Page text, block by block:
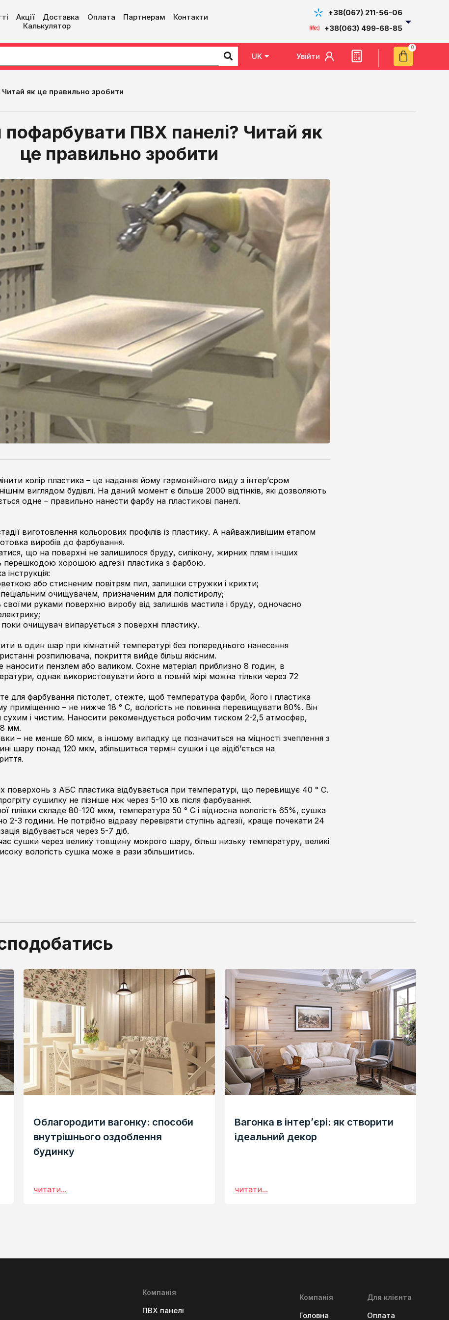
Акції Доставка Оплата Партнерам
Контакти
Калькулятор
+38(067) 211-56-06
+38(063) 499-68-85
UK
EN Увійти
як це правильно зробити
пофарбувати ПВХ панелі? Читай як
це правильно зробити
колір пластика – це надання йому гармонійного виду з інтер’єром
виглядом будівлі. На даний момент є більше 2000 відтінків, які дозволяють
одне – правильно нанести фарбу на пластикові панелі.
виготовлення кольорових профілів із пластику. А найважливішим етапом
виробів до фарбування.
що на поверхні не залишилося бруду, силікону, жирних плям і інших
перешкодою хорошою адгезії пластика з фарбою.
інструкція:
або стисненим повітрям пил, залишки стружки і крихти;
очищувачем, призначеним для полістиролу;
своїми руками поверхню виробу від залишків мастила і бруду, одночасно
очищувач випарується з поверхні пластику.
в один шар при кімнатній температурі без попереднього нанесення
розпилювача, покриття вийде більш якісним.
пензлем або валиком. Сохне матеріал приблизно 8 годин, в
однак використовувати його в повній мірі можна тільки через 72
для фарбування пістолет, стежте, щоб температура фарби, його і пластика
приміщенню – не нижче 18 ° С, вологість не повинна перевищувати 80%. Він
і чистим. Наносити рекомендується робочим тиском 2-2,5 атмосфер,
мм.
– не менше 60 мкм, в іншому випадку це позначиться на міцності зчеплення з
шару понад 120 мкм, збільшиться термін сушки і це відіб’ється на
поверхонь з АБС пластика відбувається при температурі, що перевищує 40 ° С.
сушилку не пізніше ніж через 5-10 хв після фарбування.
плівки складе 80-120 мкм, температура 50 ° С і відносна вологість 65%, сушка
2-3 години. Не потрібно відразу перевіряти ступінь адгезії, краще почекати 24
відбувається через 5-7 діб.
сушки через велику товщину мокрого шару, більш низьку температуру, великі
вологість сушка може в рази збільшитись.
Облагородити вагонку: способи
внутрішнього оздоблення
будинку
читати...
Вагонка в інтер’єрі: як створити
ідеальний декор
читати...
Компанія
ПВХ панелі
Компанія
Головна
Для клієнта
Оплата